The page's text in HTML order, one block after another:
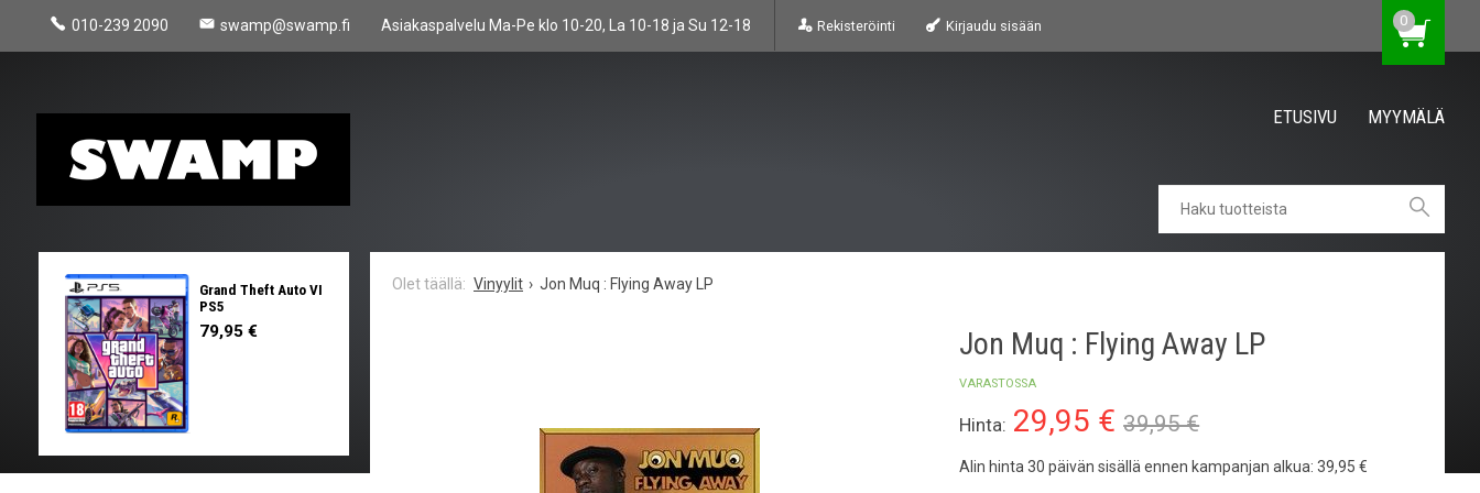
010-239 2090 swamp@swamp.fi Asiakaspalvelu Ma-Pe klo 10-20, La 10-18 ja Su 12-18 Rekisteröinti Kirjaudu sisään 0
ETUSIVU MYYMÄLÄ
Vinyylit Jon Muq : Flying Away LP
Jon Muq : Flying Away LP
VARASTOSSA
Hinta: 29,95 € 39,95 €
Alin hinta 30 päivän sisällä ennen kampanjan alkua: 39,95 €
Grand Theft Auto VI
PS5
79,95 €